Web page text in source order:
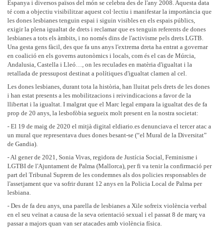
Espanya i diversos països del món se celebra des de l'any 2008. Aquesta data
té com a objectiu visibilitzar aquest col·lectiu i manifestar la importància que
les dones lesbianes tenguin espai i siguin visibles en els espais públics,
exigir la plena igualtat de drets i reclamar que es tenguin referents de dones
lesbianes a tots els àmbits, i no només dins de l'activisme pels drets LGTB.
Una gesta gens fàcil, des que fa uns anys l'extrema dreta ha entrat a governar
en coalició en els governs autonòmics i locals, com és el cas de Múrcia,
Andalusia, Castella i Lleó…, on les reculades en matèria d'igualtat i la
retallada de pressupost destinat a polítiques d'igualtat clamen al cel.
Les dones lesbianes, durant tota la història, han lluitat pels drets de les dones
i han estat presents a les mobilitzacions i reivindicacions a favor de la
llibertat i la igualtat. I malgrat que el Marc legal empara la igualtat des de fa
prop de 20 anys, la lesbofòbia segueix molt present en la nostra societat:
- El 19 de maig de 2020 el mitjà digital eldiario.es denunciava el tercer atac a
un mural que representava dues dones besant-se (“el Mural de la Diversitat”
de Gandia).
- Al gener de 2021, Sonia Vivas, regidora de Justícia Social, Feminisme i
LGTBI de l'Ajuntament de Palma (Mallorca), per fi va tenir la confirmació per
part del Tribunal Suprem de les condemnes als dos policies responsables de
l'assetjament que va sofrir durant 12 anys en la Policia Local de Palma per
lesbiana.
- Des de fa deu anys, una parella de lesbianes a Xile sofreix violència verbal
en el seu veïnat a causa de la seva orientació sexual i el passat 8 de març va
passar a majors quan van ser atacades amb violència física.